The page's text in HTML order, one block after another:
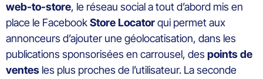
web-to-store, le réseau social a tout d’abord mis en
place le FacebookStore Locatorqui permet aux
annonceurs d’ajouter une géolocatisation, dans les
publications sponsorisées en carrousel, des points de
ventes les plus proches de l’utilisateur. La seconde